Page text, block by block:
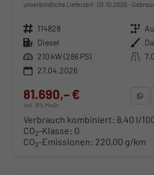
unverbindliche Lieferzeit: 03.10.2026
Fahrzeugnr. 114828 Getriebe
Kraftstoff Diesel Außenfarbe
Leistung 210 kW (286 PS) Kilometerstand
27.04.2026
81.690,– €
incl. 19% MwSt.
Verbrauch kombiniert: 8,40 l/
CO2-Klasse: G
CO2-Emissionen: 220,00 g/km